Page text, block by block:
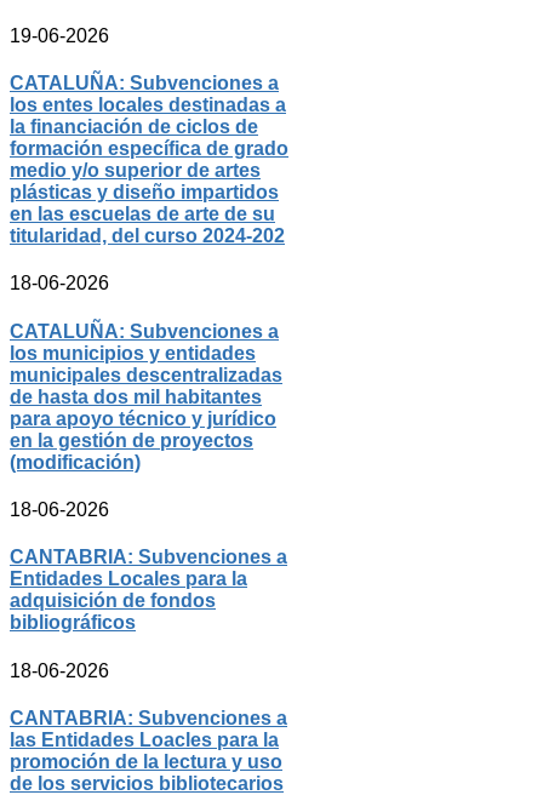
19-06-2026
CATALUÑA: Subvenciones a
los entes locales destinadas a
la financiación de ciclos de
formación específica de grado
medio y/o superior de artes
plásticas y diseño impartidos
en las escuelas de arte de su
titularidad, del curso 2024-202
18-06-2026
CATALUÑA: Subvenciones a
los municipios y entidades
municipales descentralizadas
de hasta dos mil habitantes
para apoyo técnico y jurídico
en la gestión de proyectos
(modificación)
18-06-2026
CANTABRIA: Subvenciones a
Entidades Locales para la
adquisición de fondos
bibliográficos
18-06-2026
CANTABRIA: Subvenciones a
las Entidades Loacles para la
promoción de la lectura y uso
de los servicios bibliotecarios